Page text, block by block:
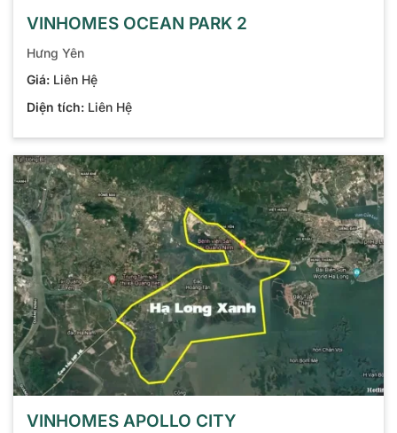
VINHOMES OCEAN PARK 2
Hưng Yên
Giá:Liên Hệ
Diện tích:Liên Hệ
VINHOMES APOLLO CITY